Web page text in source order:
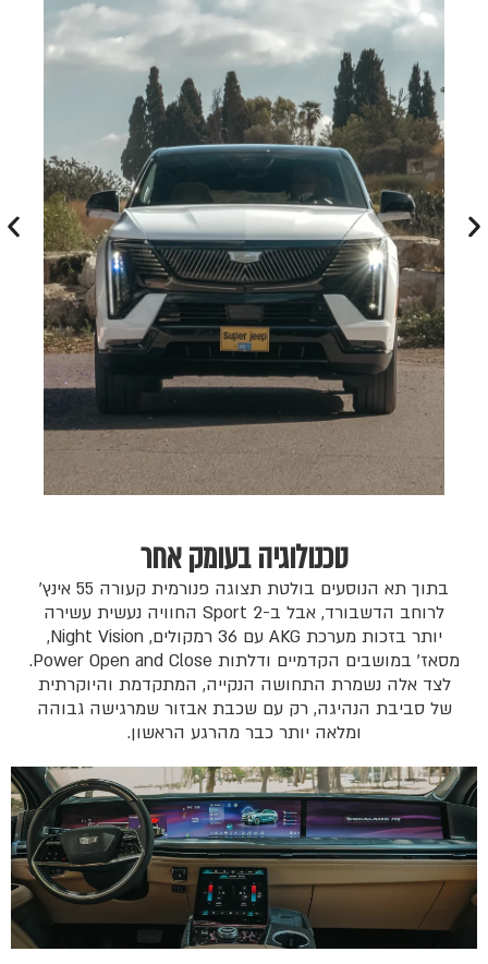
טכנולוגיה בעומק אחר
בתוך תא הנוסעים בולטת תצוגה פנורמית קעורה 55 אינץ'
לרוחב הדשבורד, אבל ב-Sport 2 החוויה נעשית עשירה
יותר בזכות מערכת AKG עם 36 רמקולים, Night Vision,
מסאז' במושבים הקדמיים ודלתות Power Open and Close.
לצד אלה נשמרת התחושה הנקייה, המתקדמת והיוקרתית
של סביבת הנהיגה, רק עם שכבת אבזור שמרגישה גבוהה
ומלאה יותר כבר מהרגע הראשון.